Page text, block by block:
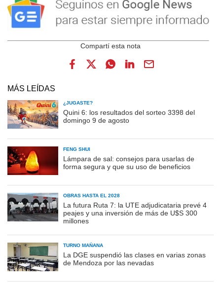
MÁS LEÍDAS
¿JUGASTE?
Quini 6: los resultados del sorteo 3398 del
domingo 9 de agosto
FENG SHUI
Lámpara de sal: consejos para usarlas de
forma segura y que su uso de beneficios
OBRAS HASTA EL 2028
La futura Ruta 7: la UTE adjudicataria prevé 4
peajes y una inversión de más de U$S 300
millones
TURNO MAÑANA
La DGE suspendió las clases en varias zonas
de Mendoza por las nevadas